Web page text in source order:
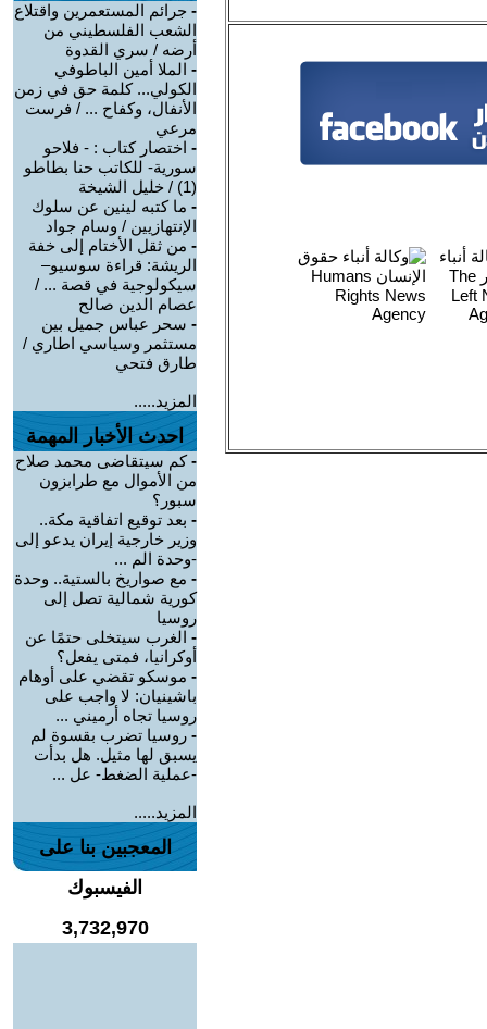
- جرائم المستعمرين واقتلاع
الشعب الفلسطيني من
أرضه / سري القدوة
- الملا أمين الباطوفي
الكولي... كلمة حق في زمن
الأنفال، وكفاح ... / فرست
مرعي
- اختصار كتاب : - فلاحو
سورية- للكاتب حنا بطاطو
(1) / خليل الشيخة
- ما كتبه لينين عن سلوك
الإنتهازيين / وسام جواد
- من ثقل الأختام إلى خفة
الريشة: قراءة سوسيو–
سيكولوجية في قصة ... /
عصام الدين صالح
- سحر عباس جميل بين
مستثمر وسياسي اطاري /
طارق فتحي
المزيد.....
احدث الأخبار المهمة
-كم سيتقاضى محمد صلاح
من الأموال مع طرابزون
سبور؟
- بعد توقيع اتفاقية مكة..
وزير خارجية إيران يدعو إلى
-وحدة الم ...
- مع صواريخ بالستية.. وحدة
كورية شمالية تصل إلى
روسيا
- الغرب سيتخلى حتمًا عن
أوكرانيا، فمتى يفعل؟
- موسكو تقضي على أوهام
باشينيان: لا واجب على
روسيا تجاه أرميني ...
- روسيا تضرب بقسوة لم
يسبق لها مثيل. هل بدأت
-عملية الضغط- عل ...
المزيد.....
المعجبين بنا على
الفيسبوك
3,732,970